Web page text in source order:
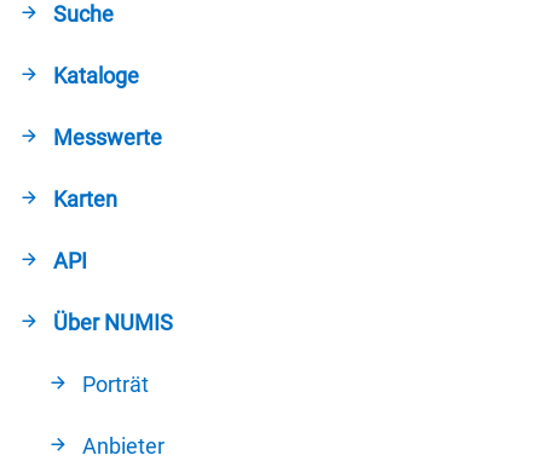
Suche
Kataloge
Messwerte
Karten
API
Über NUMIS
Porträt
Anbieter